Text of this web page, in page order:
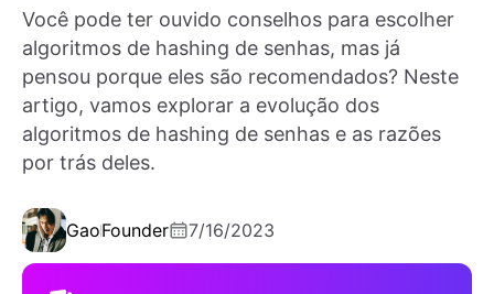
Você pode ter ouvido conselhos para escolher
algoritmos de hashing de senhas, mas já
pensou porque eles são recomendados? Neste
artigo, vamos explorar a evolução dos
algoritmos de hashing de senhas e as razões
por trás deles.
GaoFounder 7/16/2023